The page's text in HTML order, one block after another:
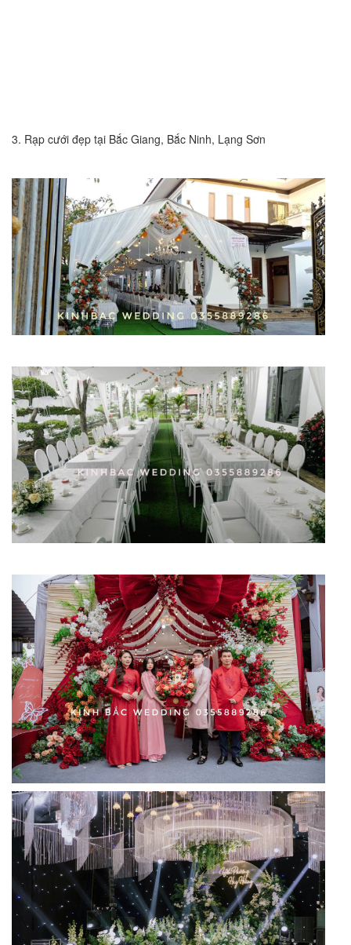
3. Rạp cưới đẹp tại Bắc Giang, Bắc Ninh, Lạng Sơn